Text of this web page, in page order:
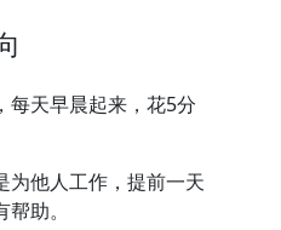
每天早晨起来，花5分
为他人工作，提前一天
助。